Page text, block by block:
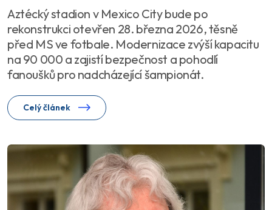
Aztécký stadion v Mexico City bude po
rekonstrukci otevřen 28. března 2026, těsně
před MS ve fotbale. Modernizace zvýší kapacitu
na 90 000 a zajistí bezpečnost a pohodlí
fanoušků pro nadcházející šampionát.
Celý článek